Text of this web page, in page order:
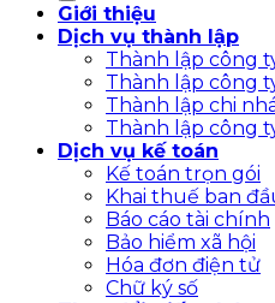
Giới thiệu
Dịch vụ thành lập
Thành lập công
Thành lập công
Thành lập chi
Thành lập công
Dịch vụ kế toán
Kế toán trọn gói
Khai thuế ban
Báo cáo tài chính
Bảo hiểm xã hội
Hóa đơn điện tử
Chữ ký số